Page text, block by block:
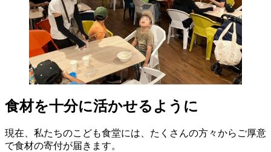
食材を十分に活かせるように
現在、私たちのこども食堂には、たくさんの方々からご厚意
で食材の寄付が届きます。